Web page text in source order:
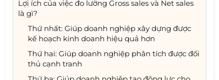
Lợi ích của việc đo lường Gross sales và Net sales
là gì?
Thứ nhất: Giúp doanh nghiệp xây dựng được
kế hoạch kinh doanh hiệu quả hơn
Thứ hai: Giúp doanh nghiệp phân tích được đối
thủ cạnh tranh